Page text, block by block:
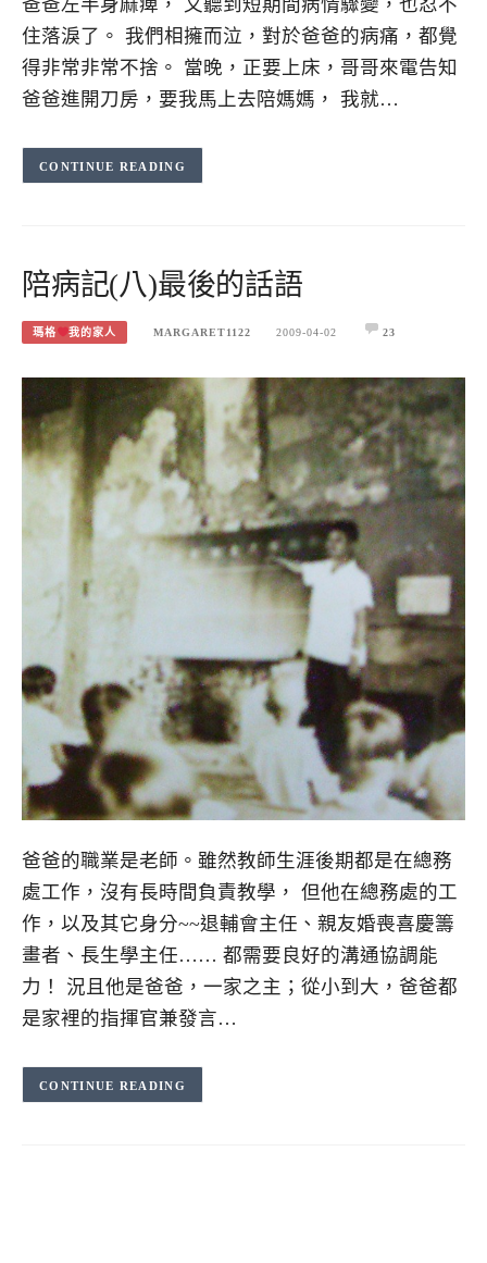
爸爸左半身麻痺， 又聽到短期間病情驟變，也忍不
住落淚了。 我們相擁而泣，對於爸爸的病痛，都覺
得非常非常不捨。 當晚，正要上床，哥哥來電告知
爸爸進開刀房，要我馬上去陪媽媽， 我就…
CONTINUE READING
陪病記(八)最後的話語
瑪格 我的家人 MARGARET1122 2009-04-02 23
爸爸的職業是老師。雖然教師生涯後期都是在總務
處工作，沒有長時間負責教學， 但他在總務處的工
作，以及其它身分~~退輔會主任、親友婚喪喜慶籌
畫者、長生學主任…… 都需要良好的溝通協調能
力！ 況且他是爸爸，一家之主；從小到大，爸爸都
是家裡的指揮官兼發言…
CONTINUE READING